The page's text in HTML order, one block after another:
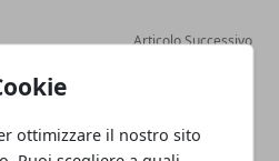
ottimizzare il nostro sito
Articolo Successivo